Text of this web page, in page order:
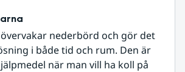
nederbörd och gör det
i både tid och rum. Den är
när man vill ha koll på